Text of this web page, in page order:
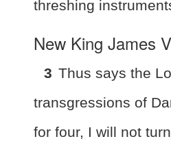
threshing
New King James
3 Thus says the
transgressions of
for four, I will not